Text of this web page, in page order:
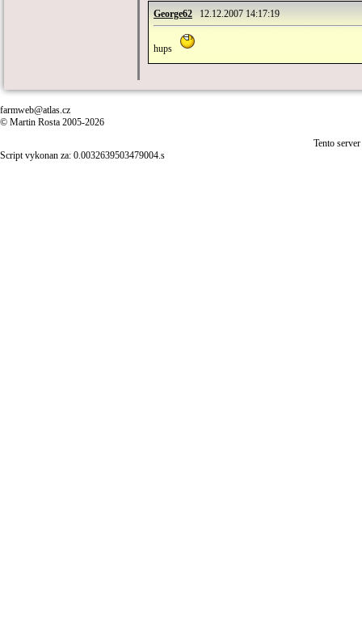
George62 12.12.2007 14:17:19
hups
farmweb@atlas.cz
© Martin Rosta 2005-2026
Tento
Script vykonan za: 0.0032639503479004.s